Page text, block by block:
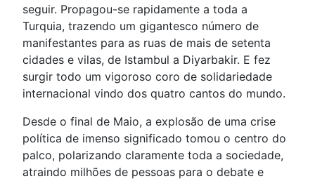
seguir. Propagou-se rapidamente a toda a
Turquia, trazendo um gigantesco número de
manifestantes para as ruas de mais de setenta
cidades e vilas, de Istambul a Diyarbakir. E fez
surgir todo um vigoroso coro de solidariedade
internacional vindo dos quatro cantos do mundo.
Desde o final de Maio, a explosão de uma crise
política de imenso significado tomou o centro do
palco, polarizando claramente toda a sociedade,
atraindo milhões de pessoas para o debate e